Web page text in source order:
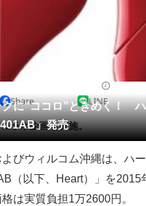
地域
合ページ
す
クに“ココロ”ときめく！
」発売
Share LINE
ラボ企画も実施。
びウィルコム沖縄は、ハ
（以下、Heart）」を2015
は実質負担1万2600円。